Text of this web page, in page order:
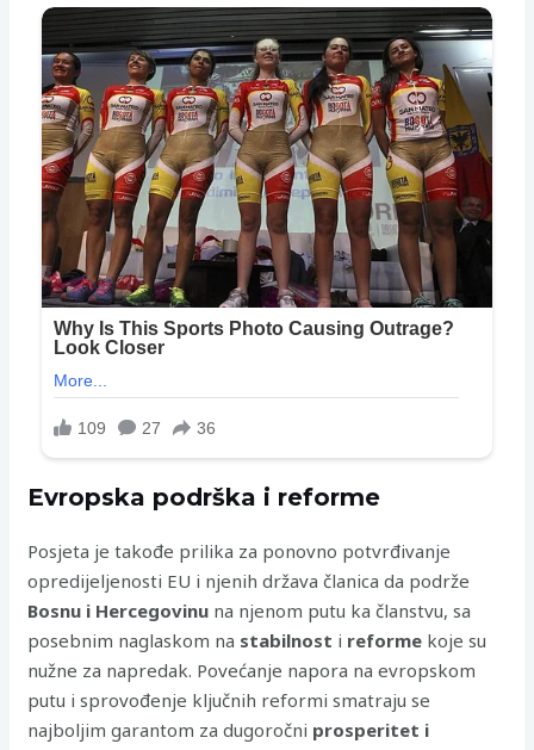
Evropska podrška i reforme
Posjeta je takođe prilika za ponovno potvrđivanje
opredijeljenosti EU i njenih država članica da podrže
Bosnu i Hercegovinu na njenom putu ka članstvu, sa
posebnim naglaskom na stabilnost i reforme koje su
nužne za napredak. Povećanje napora na evropskom
putu i sprovođenje ključnih reformi smatraju se
najboljim garantom za dugoročni prosperitet i